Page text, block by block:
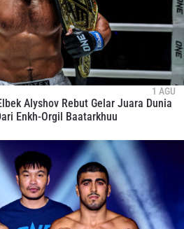
1 AGU
Alyshov Rebut Gelar Juara Dunia
Enkh-Orgil Baatarkhuu